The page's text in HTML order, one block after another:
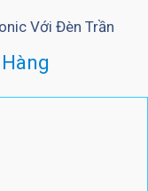
Với Đèn Trần